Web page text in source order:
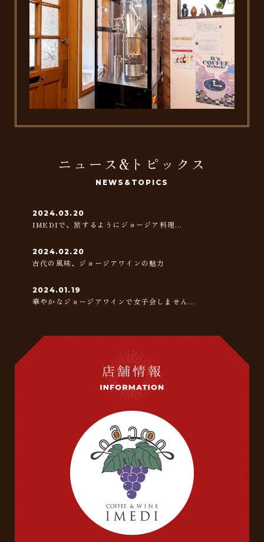
ニュース&トピックス
NEWS&TOPICS
2024.03.20
IMEDIで、旅するようにジョージア料理...
2024.02.20
古代の風味、ジョージアワインの魅力
2024.01.19
華やかなジョージアワインで女子会しません...